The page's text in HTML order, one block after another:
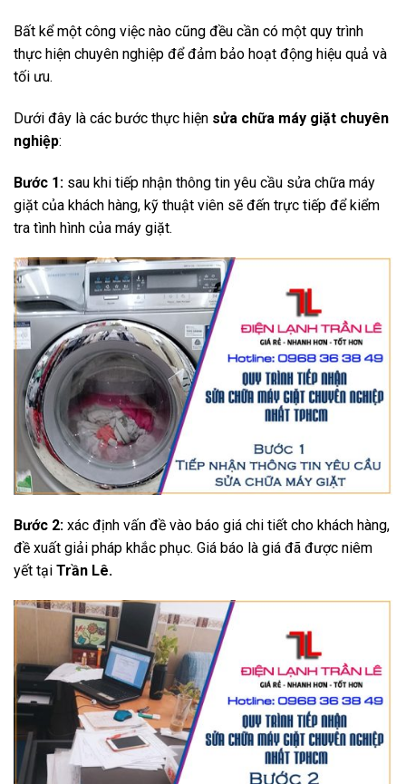
Bất kể một công việc nào cũng đều cần có một quy trình
thực hiện chuyên nghiệp để đảm bảo hoạt động hiệu quả và
tối ưu.
Dưới đây là các bước thực hiện sửa chữa máy giặt chuyên
nghiệp:
Bước 1: sau khi tiếp nhận thông tin yêu cầu sửa chữa máy
giặt của khách hàng, kỹ thuật viên sẽ đến trực tiếp để kiểm
tra tình hình của máy giặt.
Bước 2: xác định vấn đề vào báo giá chi tiết cho khách hàng,
đề xuất giải pháp khắc phục. Giá báo là giá đã được niêm
yết tại Trần Lê.